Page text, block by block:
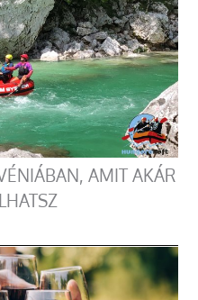
AMIT AKÁR